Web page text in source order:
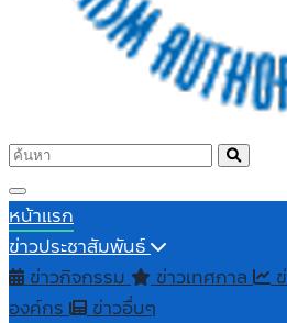
หน้าแรก
ข่าวประชาสัมพันธ์
ข่าวกิจกรรม
ข่าวเทศกาล ข่
องค์กร
ข่าวอื่นๆ